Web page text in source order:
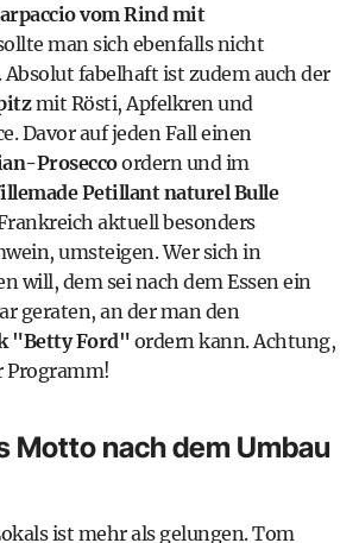
vom Rind mit
man sich ebenfalls nicht
Absolut fabelhaft ist zudem auch der
mit Rösti, Apfelkren und
Davor auf jeden Fall einen
Proseccoordern und im
Petillant naturel Bulle
aktuell besonders
umsteigen. Wer sich in
will, dem sei nach dem Essen ein
geraten, an der man den
"Betty Ford" ordern kann. Achtung,
Programm!
Motto nach dem Umbau
ist mehr als gelungen. Tom